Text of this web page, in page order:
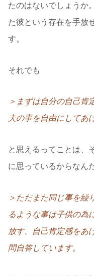
たのはないでしょうか
た彼という存在を手放
す。
それでも
＞まずは自分の自己肯
夫の事を自由にしてあ
と思えるってことは、
に思っているからなん
＞ただまた同じ事を繰
るような事は子供の為
放す、自己肯定感をあ
問自答しています。